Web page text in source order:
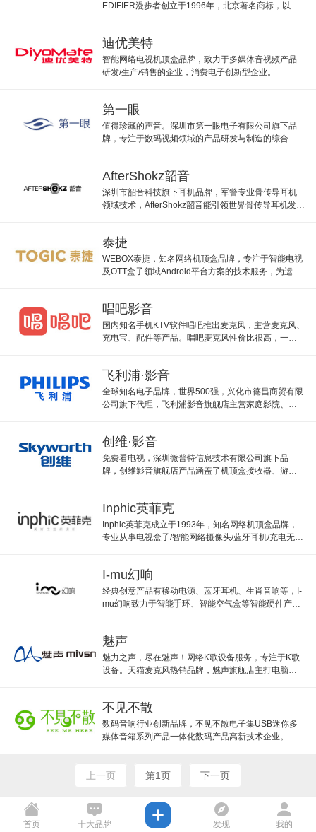
EDIFIER漫步者创立于1996年，北京著名商标，以多
迪优美特
智能网络电视机顶盒品牌，致力于多媒体音视频产品
研发/生产/销售的企业，消费电子创新型企业。
第一眼
值得珍藏的声音。深圳市第一眼电子有限公司旗下品
牌，专注于数码视频领域的产品研发与制造的综合型IT
AfterShokz韶音
深圳市韶音科技旗下耳机品牌，军警专业骨传导耳机
领域技术，AfterShokz韶音能引领世界骨传导耳机发展
泰捷
WEBOX泰捷，知名网络机顶盒品牌，专注于智能电视
及OTT盒子领域Android平台方案的技术服务，为运营
唱吧影音
国内知名手机KTV软件唱吧推出麦克风，主营麦克风、
充电宝、配件等产品。唱吧麦克风性价比很高，一般
飞利浦·影音
全球知名电子品牌，世界500强，兴化市德昌商贸有限
公司旗下代理，飞利浦影音旗舰店主营家庭影院、音
创维·影音
免费看电视，深圳微普特信息技术有限公司旗下品
牌，创维影音旗舰店产品涵盖了机顶盒接收器、游戏
Inphic英菲克
Inphic英菲克成立于1993年，知名网络机顶盒品牌，
专业从事电视盒子/智能网络摄像头/蓝牙耳机/充电无线
I-mu幻响
经典创意产品有移动电源、蓝牙耳机、生肖音响等，I-
mu幻响致力于智能手环、智能空气盒等智能硬件产品
魅声
魅力之声，尽在魅声！网络K歌设备服务，专注于K歌
设备。天猫麦克风热销品牌，魅声旗舰店主打电脑手
不见不散
数码音响行业创新品牌，不见不散电子集USB迷你多
媒体音箱系列产品一体化数码产品高新技术企业。不
上一页 第1页 下一页
首页 十大品牌 发现 我的